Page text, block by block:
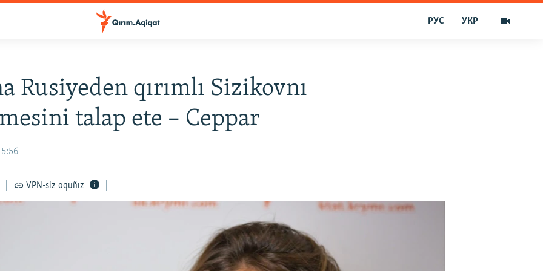
УКР
РУС
Rusiyeden qırımlı Sizikovnı
talap ete – Ceppar
VPN-siz oquñız